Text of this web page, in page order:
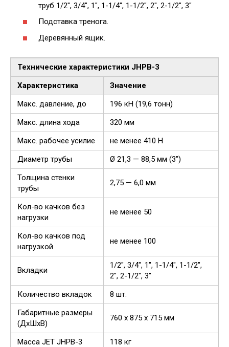
труб 1/2″, 3/4″, 1″, 1-1/4″, 1-1/2″, 2″, 2-1/2″, 3″
Подставка тренога.
Деревянный ящик.
Технические характеристики JHPB-3
Характеристика
Значение
Макс. давление, до
196 кH (19,6 тонн)
Макс. длина хода
320 мм
Макс. рабочее усилие
не менее 410 Н
Диаметр трубы
Ø 21,3 — 88,5 мм (3″)
Толщина стенки
трубы
2,75 — 6,0 мм
Кол-во качков без
нагрузки
не менее 50
Кол-во качков под
нагрузкой
не менее 100
Вкладки
1/2″, 3/4″, 1″, 1-1/4″, 1-1/2″,
2″, 2-1/2″, 3″
Количество вкладок
8 шт.
Габаритные размеры
(ДхШхВ)
760 х 875 х 715 мм
Масса JET JHPB-3 118 кг